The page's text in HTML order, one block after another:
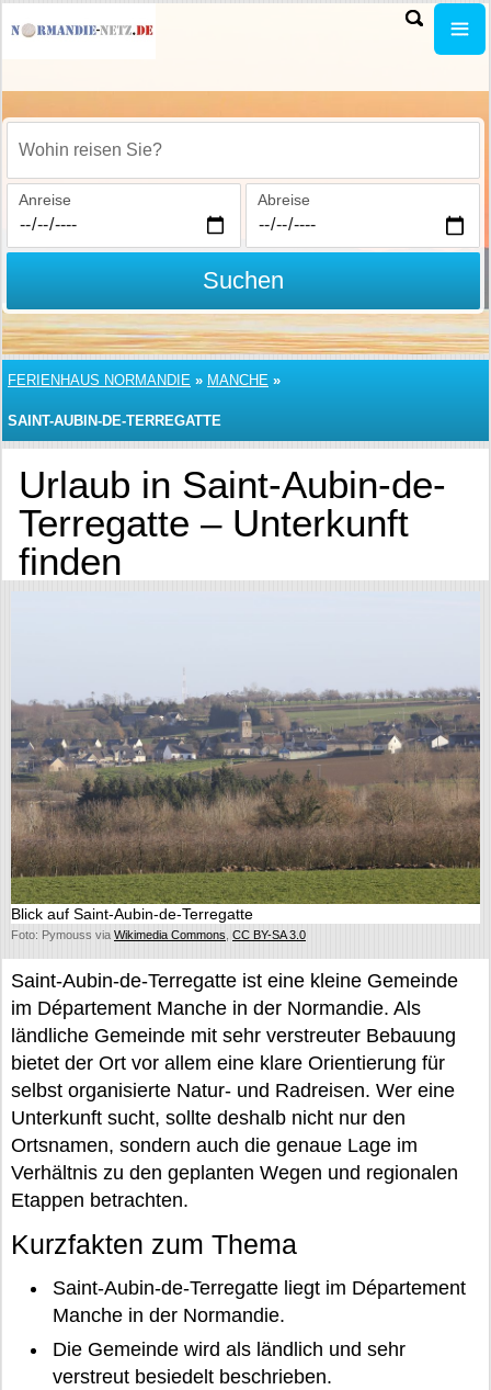
Wohin reisen Sie?
Anreise Abreise
Suchen
FERIENHAUS NORMANDIE » MANCHE »
SAINT-AUBIN-DE-TERREGATTE
Urlaub in Saint-Aubin-de-
Terregatte – Unterkunft
finden
Blick auf Saint-Aubin-de-Terregatte
Foto: Pymouss via Wikimedia Commons CC BY-SA 3.0
Saint-Aubin-de-Terregatte ist eine kleine Gemeinde
im Département Manche in der Normandie. Als
ländliche Gemeinde mit sehr verstreuter Bebauung
bietet der Ort vor allem eine klare Orientierung für
selbst organisierte Natur- und Radreisen. Wer eine
Unterkunft sucht, sollte deshalb nicht nur den
Ortsnamen, sondern auch die genaue Lage im
Verhältnis zu den geplanten Wegen und regionalen
Etappen betrachten.
Kurzfakten zum Thema
Saint-Aubin-de-Terregatte liegt im Département
Manche in der Normandie.
Die Gemeinde wird als ländlich und sehr
verstreut besiedelt beschrieben.